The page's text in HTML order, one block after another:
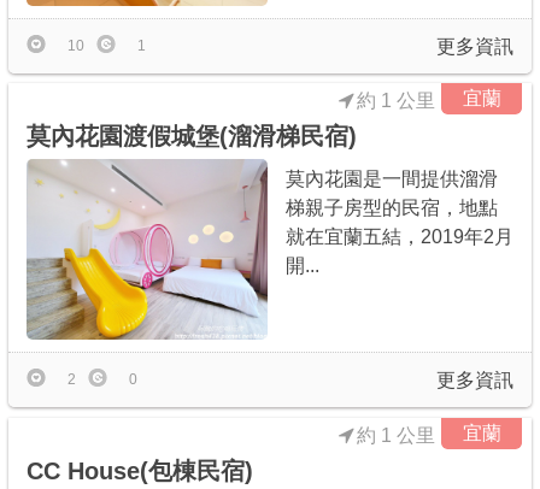
更多資訊
10 1
宜蘭
莫內花園渡假城堡(溜滑梯民宿)
約 1 公里
莫內花園是一間提供溜滑
梯親子房型的民宿，地點
就在宜蘭五結，2019年2月
開...
更多資訊
2 0
宜蘭
CC House(包棟民宿)
約 1 公里